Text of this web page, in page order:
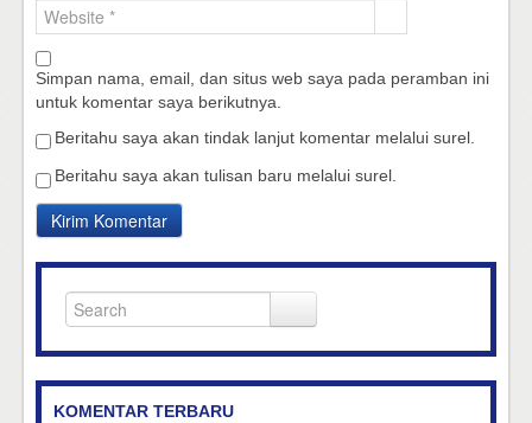
Simpan nama, email, dan situs web saya pada peramban ini
untuk komentar saya berikutnya.
Beritahu saya akan tindak lanjut komentar melalui surel.
Beritahu saya akan tulisan baru melalui surel.
KOMENTAR TERBARU